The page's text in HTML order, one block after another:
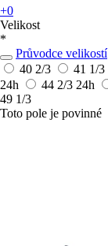
+0
Velikost
*
Průvodce velikostí
40 2/3
41 1/3
24h
44 2/3 24h
49 1/3
Toto pole je povinné